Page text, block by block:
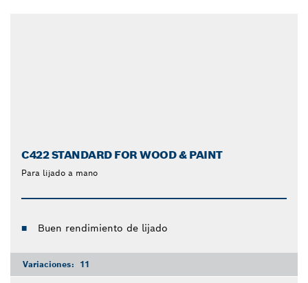
C422 STANDARD FOR WOOD & PAINT
Para lijado a mano
Buen rendimiento de lijado
Variaciones: 11